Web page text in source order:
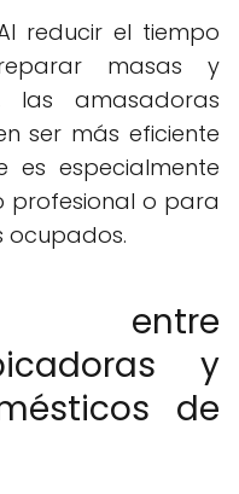
reducir el tiempo
masas y
las amasadoras
ser más eficiente
especialmente
profesional o para
ocupados.
entre
y
de